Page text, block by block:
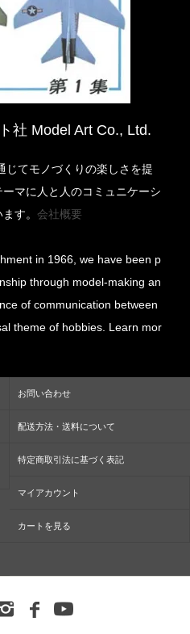
社 Model Art Co., Ltd.
じてモノづくりの楽しさを提
マに人と人のコミュニケーシ
ます。会社概要
in 1966, we have been p
through model-making an
of communication between
theme of hobbies. Learn mor
お問い合わせ
配送方法・送料について
特定商取引法に基づく表記
マイアカウント
カートを見る